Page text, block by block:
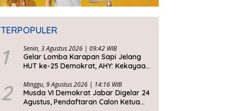
TERPOPULER
1 Senin, 3 Agustus 2026 | 09:42 WIB
Gelar Lomba Karapan Sapi Jelang
HUT ke-25 Demokrat, AHY: Kekayaan
Diwariskan
2 Minggu, 9 Agustus 2026 | 14:16 WIB
Musda VI Demokrat Jabar Digelar 24
Agustus, Pendaftaran Calon Ketua